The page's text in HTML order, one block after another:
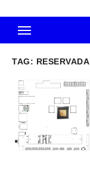
TAG: RESERVADA